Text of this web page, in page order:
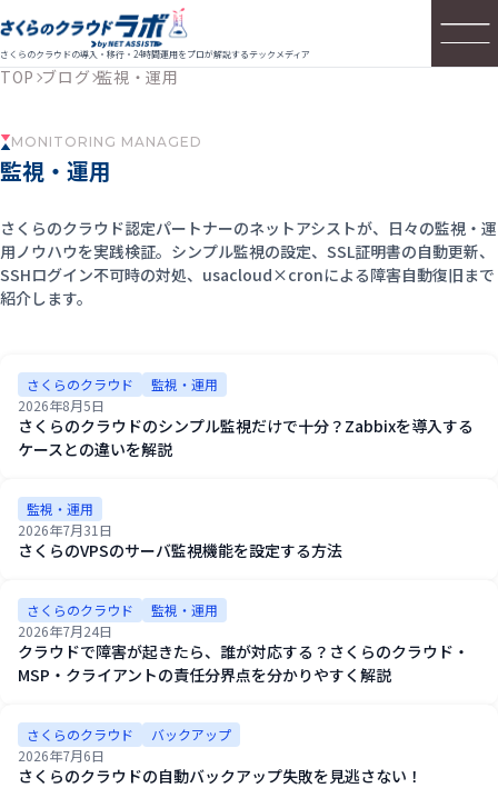
さくらのクラウドの導入・移行・24時間運用をプロが解説するテックメディア
TOP ブログ 監視・運用
MONITORING MANAGED
監視・運用
さくらのクラウド認定パートナーのネットアシストが、日々の監視・運
用ノウハウを実践検証。シンプル監視の設定、SSL証明書の自動更新、
SSHログイン不可時の対処、usacloud×cronによる障害自動復旧まで
紹介します。
さくらのクラウド
監視・運用
2026年8月5日
さくらのクラウドのシンプル監視だけで十分？Zabbixを導入する
ケースとの違いを解説
監視・運用
2026年7月31日
さくらのVPSのサーバ監視機能を設定する方法
さくらのクラウド
監視・運用
2026年7月24日
クラウドで障害が起きたら、誰が対応する？さくらのクラウド・
MSP・クライアントの責任分界点を分かりやすく解説
さくらのクラウド
バックアップ
2026年7月6日
さくらのクラウドの自動バックアップ失敗を見逃さない！